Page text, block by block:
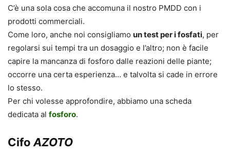
C’è una sola cosa che accomuna il nostro PMDD con i
prodotti commerciali.
Come loro, anche noi consigliamo un test per i fosfati, per
regolarsi sui tempi tra un dosaggio e l’altro; non è facile
capire la mancanza di fosforo dalle reazioni delle piante;
occorre una certa esperienza… e talvolta si cade in errore
lo stesso.
Per chi volesse approfondire, abbiamo una scheda
dedicata al fosforo.
Cifo AZOTO